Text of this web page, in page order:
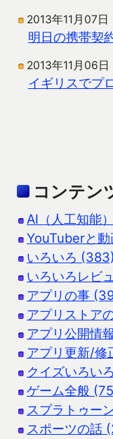
2013年11月07日
明日の携帯契
2013年11月06日
イギリスでプ
コンテン
AI（人工知能
YouTuberと
いろいろ (383)
いろいろレビ
アプリの事
アプリストア
アプリ公開情
アプリ更新/修
クイズいろい
ゲーム全般
スプラトゥー
スポーツの話